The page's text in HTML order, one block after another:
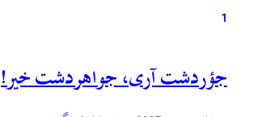
که به…
1
جؤردشت آری، جواهردشت خیر!